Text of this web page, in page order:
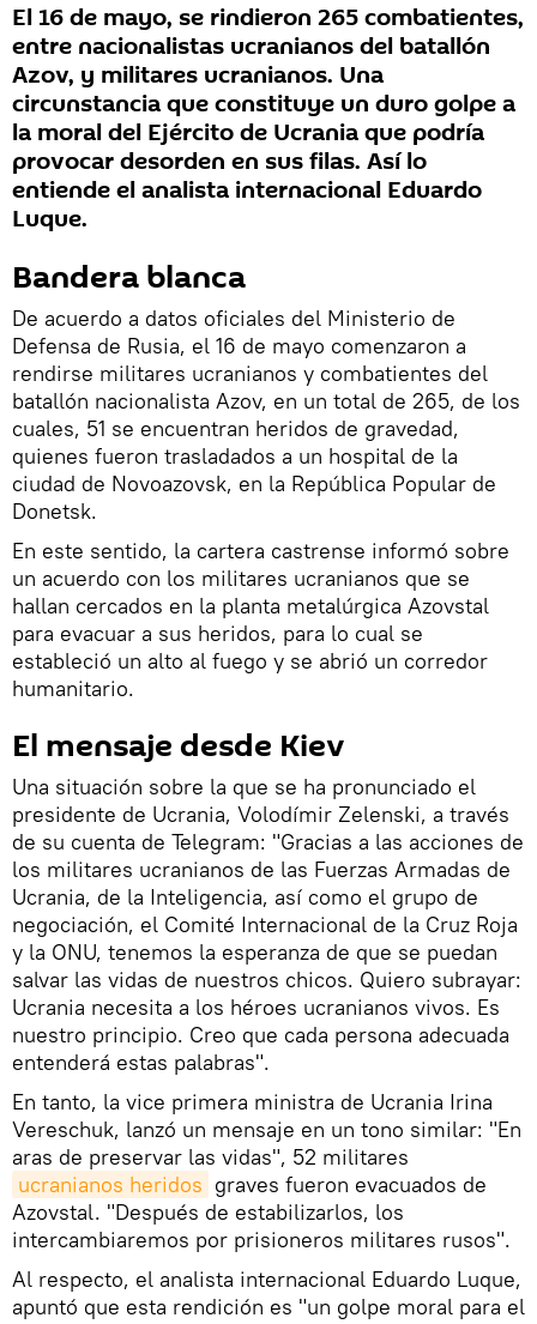
El 16 de mayo, se rindieron 265 combatientes,
entre nacionalistas ucranianos del batallón
Azov, y militares ucranianos. Una
circunstancia que constituye un duro golpe a
la moral del Ejército de Ucrania que podría
provocar desorden en sus filas. Así lo
entiende el analista internacional Eduardo
Luque.
Bandera blanca
De acuerdo a datos oficiales del Ministerio de
Defensa de Rusia, el 16 de mayo comenzaron a
rendirse militares ucranianos y combatientes del
batallón nacionalista Azov, en un total de 265, de los
cuales, 51 se encuentran heridos de gravedad,
quienes fueron trasladados a un hospital de la
ciudad de Novoazovsk, en la República Popular de
Donetsk.
En este sentido, la cartera castrense informó sobre
un acuerdo con los militares ucranianos que se
hallan cercados en la planta metalúrgica Azovstal
para evacuar a sus heridos, para lo cual se
estableció un alto al fuego y se abrió un corredor
humanitario.
El mensaje desde Kiev
Una situación sobre la que se ha pronunciado el
presidente de Ucrania, Volodímir Zelenski, a través
de su cuenta de Telegram: "Gracias a las acciones de
los militares ucranianos de las Fuerzas Armadas de
Ucrania, de la Inteligencia, así como el grupo de
negociación, el Comité Internacional de la Cruz Roja
y la ONU, tenemos la esperanza de que se puedan
salvar las vidas de nuestros chicos. Quiero subrayar:
Ucrania necesita a los héroes ucranianos vivos. Es
nuestro principio. Creo que cada persona adecuada
entenderá estas palabras".
En tanto, la vice primera ministra de Ucrania Irina
Vereschuk, lanzó un mensaje en un tono similar: "En
aras de preservar las vidas", 52 militares
ucranianos heridos graves fueron evacuados de
Azovstal. "Después de estabilizarlos, los
intercambiaremos por prisioneros militares rusos".
Al respecto, el analista internacional Eduardo Luque,
apuntó que esta rendición es "un golpe moral para el